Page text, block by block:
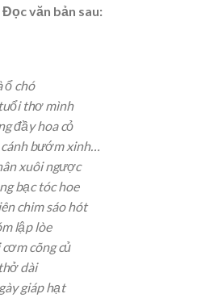
Đọc văn bản sau:
ổ chó
thơ mình
đầy hoa cỏ
bướm xinh…
xuôi ngược
bạc tóc hoe
chim sáo hót
lập lòe
cõng củ
dài
giáp hạt